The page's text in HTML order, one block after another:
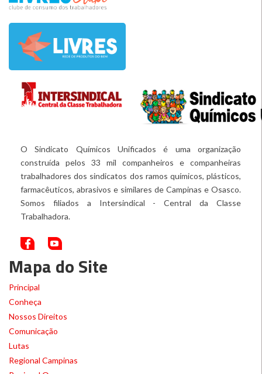
O Sindicato Químicos Unificados é uma organização
construída pelos 33 mil companheiros e companheiras
trabalhadores dos sindicatos dos ramos químicos, plásticos,
farmacêuticos, abrasivos e similares de Campinas e Osasco.
Somos filiados a Intersindical - Central da Classe
Trabalhadora.
Mapa do Site
Principal
Conheça
Nossos Direitos
Comunicação
Lutas
Regional Campinas